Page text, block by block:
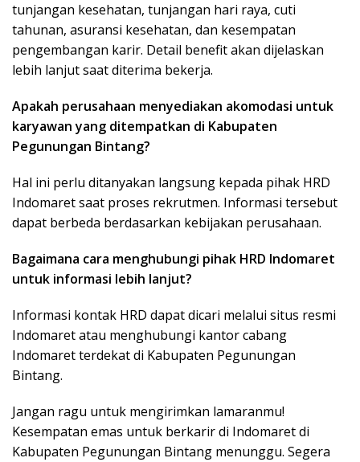
tunjangan kesehatan, tunjangan hari raya, cuti
tahunan, asuransi kesehatan, dan kesempatan
pengembangan karir. Detail benefit akan dijelaskan
lebih lanjut saat diterima bekerja.
Apakah perusahaan menyediakan akomodasi untuk
karyawan yang ditempatkan di Kabupaten
Pegunungan Bintang?
Hal ini perlu ditanyakan langsung kepada pihak HRD
Indomaret saat proses rekrutmen. Informasi tersebut
dapat berbeda berdasarkan kebijakan perusahaan.
Bagaimana cara menghubungi pihak HRD Indomaret
untuk informasi lebih lanjut?
Informasi kontak HRD dapat dicari melalui situs resmi
Indomaret atau menghubungi kantor cabang
Indomaret terdekat di Kabupaten Pegunungan
Bintang.
Jangan ragu untuk mengirimkan lamaranmu!
Kesempatan emas untuk berkarir di Indomaret di
Kabupaten Pegunungan Bintang menunggu. Segera